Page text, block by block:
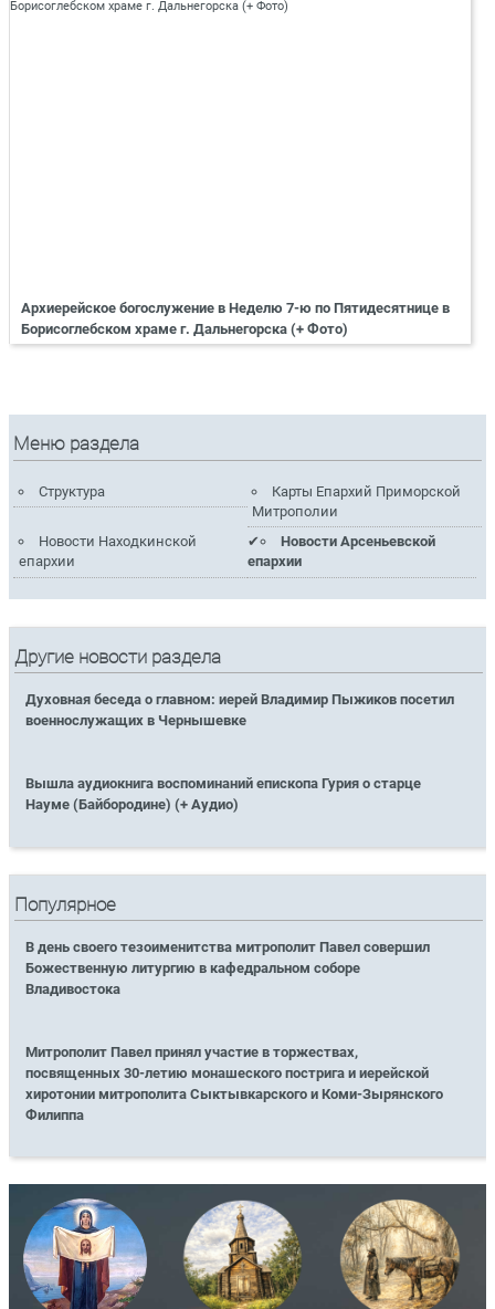
Архиерейское богослужение в Неделю 7-ю по Пятидесятнице в
Борисоглебском храме г. Дальнегорска (+ Фото)
Меню раздела
Структура
Карты Епархий Приморской
Митрополии
Новости Находкинской
епархии
Новости Арсеньевской
епархии
Другие новости раздела
Духовная беседа о главном: иерей Владимир Пыжиков посетил
военнослужащих в Чернышевке
Вышла аудиокнига воспоминаний епископа Гурия о старце
Науме (Байбородине) (+ Аудио)
Популярное
В день своего тезоименитства митрополит Павел совершил
Божественную литургию в кафедральном соборе
Владивостока
Митрополит Павел принял участие в торжествах,
посвященных 30-летию монашеского пострига и иерейской
хиротонии митрополита Сыктывкарского и Коми-Зырянского
Филиппа